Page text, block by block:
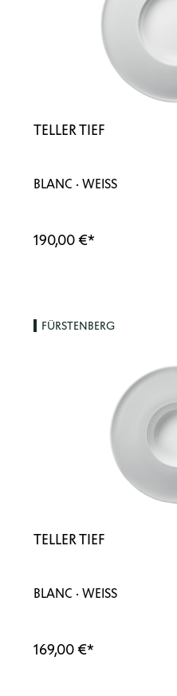
TELLER TIEF
BLANC · WEISS
190,00 €*
FÜRSTENBERG
TELLER TIEF
BLANC · WEISS
169,00 €*